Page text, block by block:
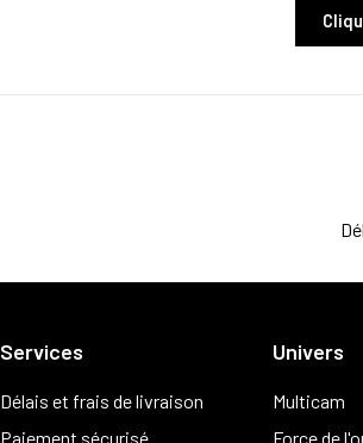
Services
Délais et frais de livraison
Paiement sécurisé
Univers
Multicam
Force de